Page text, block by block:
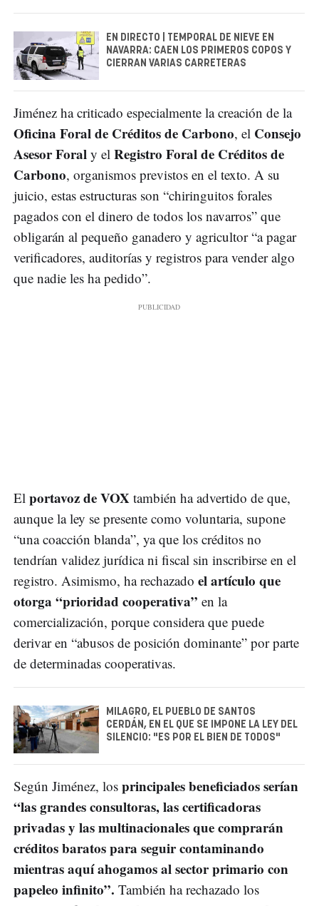
EN DIRECTO | TEMPORAL DE NIEVE EN
NAVARRA: CAEN LOS PRIMEROS COPOS Y
CIERRAN VARIAS CARRETERAS
Jiménez ha criticado especialmente la creación de la
Oficina Foral de Créditos de Carbono, el Consejo
Asesor Foral y el Registro Foral de Créditos de
Carbono, organismos previstos en el texto. A su
juicio, estas estructuras son “chiringuitos forales
pagados con el dinero de todos los navarros” que
obligarán al pequeño ganadero y agricultor “a pagar
verificadores, auditorías y registros para vender algo
que nadie les ha pedido”.
El portavoz de VOX también ha advertido de que,
aunque la ley se presente como voluntaria, supone
“una coacción blanda”, ya que los créditos no
tendrían validez jurídica ni fiscal sin inscribirse en el
registro. Asimismo, ha rechazado el artículo que
otorga “prioridad cooperativa” en la
comercialización, porque considera que puede
derivar en “abusos de posición dominante” por parte
de determinadas cooperativas.
MILAGRO, EL PUEBLO DE SANTOS
CERDÁN, EN EL QUE SE IMPONE LA LEY DEL
SILENCIO: "ES POR EL BIEN DE TODOS"
Según Jiménez, los principales beneficiados serían
“las grandes consultoras, las certificadoras
privadas y las multinacionales que comprarán
créditos baratos para seguir contaminando
mientras aquí ahogamos al sector primario con
papeleo infinito”. También ha rechazado los